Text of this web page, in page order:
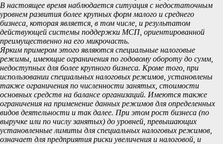
В настоящее время наблюдается ситуация с недостаточным
уровнем развития более крупных форм малого и среднего
бизнеса, которая является, в том числе, и результатом
действующей системы поддержки МСП, ориентированной
преимущественно на его микрочасть.
Ярким примером этого являются специальные налоговые
режимы, имеющие ограничения по годовому обороту до сумм,
недоступных для более крупного бизнеса. Кроме того, при
использовании специальных налоговых режимов, установлены
также ограничения по численности занятых, стоимости
основных средств на балансе организаций. Имеются также
ограничения на применение данных режимов для определенных
видов деятельности и так далее. При этом рост бизнеса (по
выручке или по числу занятых) до уровней, превышающих
установленные лимиты для специальных налоговых режимов,
означает для предприятия риски увеличения и налоговой, и